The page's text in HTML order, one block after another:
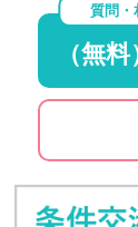
質問・
（無